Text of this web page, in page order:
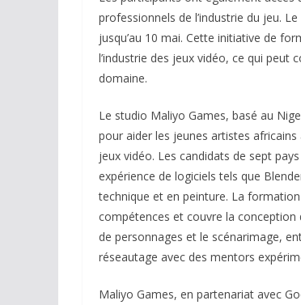
professionnels de l’industrie du jeu.
jusqu’au 10 mai. Cette initiative de
l’industrie des jeux vidéo, ce qui peut
domaine.
Le studio Maliyo Games, basé au
pour aider les jeunes artistes africains
jeux vidéo. Les candidats de sept
expérience de logiciels tels que
technique et en peinture. La
compétences et couvre la
de personnages et le scénarimage,
réseautage avec des mentors
Maliyo Games, en partenariat avec